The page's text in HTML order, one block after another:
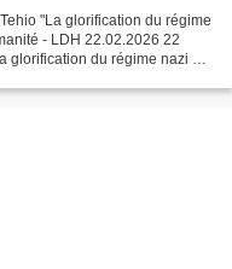
"La glorification du régime
- LDH 22.02.2026 22
glorification du régime nazi est